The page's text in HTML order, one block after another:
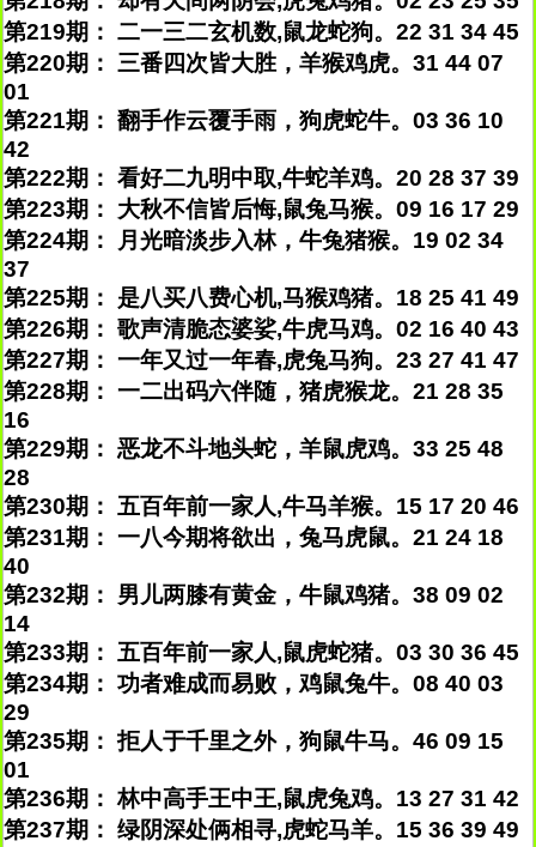
第219期： 二一三二玄机数,鼠龙蛇狗。22 31 34 45
第220期： 三番四次皆大胜，羊猴鸡虎。31 44 07
01
第221期： 翻手作云覆手雨，狗虎蛇牛。03 36 10
42
第222期： 看好二九明中取,牛蛇羊鸡。20 28 37 39
第223期： 大秋不信皆后悔,鼠兔马猴。09 16 17 29
第224期： 月光暗淡步入林，牛兔猪猴。19 02 34
37
第225期： 是八买八费心机,马猴鸡猪。18 25 41 49
第226期： 歌声清脆态婆娑,牛虎马鸡。02 16 40 43
第227期： 一年又过一年春,虎兔马狗。23 27 41 47
第228期： 一二出码六伴随，猪虎猴龙。21 28 35
16
第229期： 恶龙不斗地头蛇，羊鼠虎鸡。33 25 48
28
第230期： 五百年前一家人,牛马羊猴。15 17 20 46
第231期： 一八今期将欲出，兔马虎鼠。21 24 18
40
第232期： 男儿两膝有黄金，牛鼠鸡猪。38 09 02
14
第233期： 五百年前一家人,鼠虎蛇猪。03 30 36 45
第234期： 功者难成而易败，鸡鼠兔牛。08 40 03
29
第235期： 拒人于千里之外，狗鼠牛马。46 09 15
01
第236期： 林中高手王中王,鼠虎兔鸡。13 27 31 42
第237期： 绿阴深处俩相寻,虎蛇马羊。15 36 39 49